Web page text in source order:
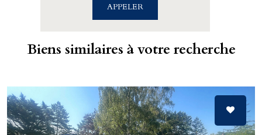
APPELER
Biens similaires à votre recherche